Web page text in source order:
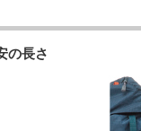
の長さ